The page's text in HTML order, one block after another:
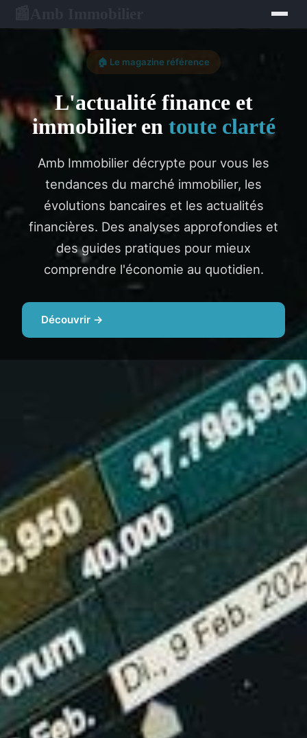
🏠 Le magazine référence
L'actualité finance et
immobilier en toute clarté
Amb Immobilier décrypte pour vous les
tendances du marché immobilier, les
évolutions bancaires et les actualités
financières. Des analyses approfondies et
des guides pratiques pour mieux
comprendre l'économie au quotidien.
Découvrir →